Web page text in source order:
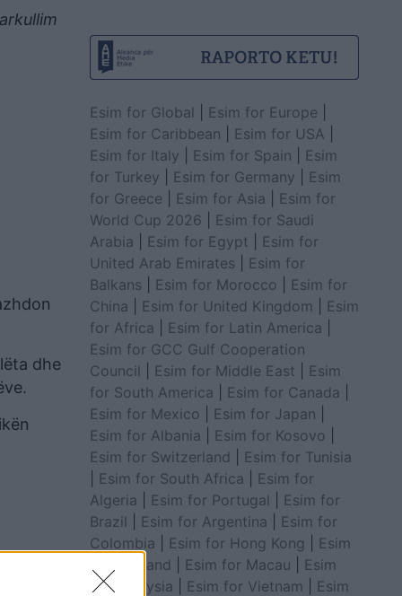
dhe
Esim for Global Esim for Europe
Esim for Caribbean
Esim for USA
Esim for Italy
Esim for Spain
Esim
for Turkey
Esim for Germany
Esim
for Greece
Esim for Asia
Esim for
World Cup 2026
Esim for Saudi
Arabia
Esim for Egypt
Esim for
United Arab Emirates
Esim for
Balkans
Esim for Morocco
Esim for
China
Esim for United Kingdom
Esim
for Africa
Esim for Latin America
Esim for GCC Gulf Cooperation
Council
Esim for Middle East
Esim
for South America
Esim for Canada
Esim for Mexico
Esim for Japan
Esim for Albania
Esim for Kosovo
Esim for Switzerland
Esim for Tunisia
Esim for South Africa
Esim for
Algeria
Esim for Portugal
Esim for
Brazil
Esim for Argentina
Esim for
Colombia
Esim for Hong Kong
Esim
for Thailand
Esim for Macau
Esim
for Malaysia
Esim for Vietnam
Esim